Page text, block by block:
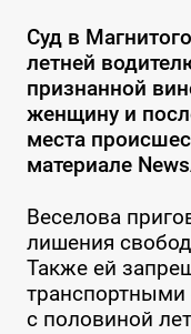
Суд в
летней
признанной
женщину и
места
материале
Веселова
лишения
Также ей
транспортными
с половиной